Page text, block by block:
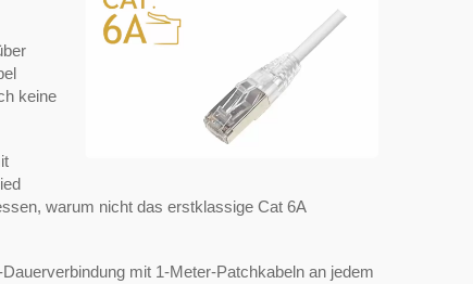
keine
warum nicht das erstklassige Cat 6A
mit 1-Meter-Patchkabeln an jedem